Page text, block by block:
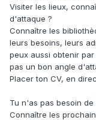
Visiter les lieux,
d'attaque ?
Connaître les
leurs besoins, leurs
peux aussi obtenir
pas un bon angle
Placer ton CV, en
Tu n'as pas besoin
Connaître les